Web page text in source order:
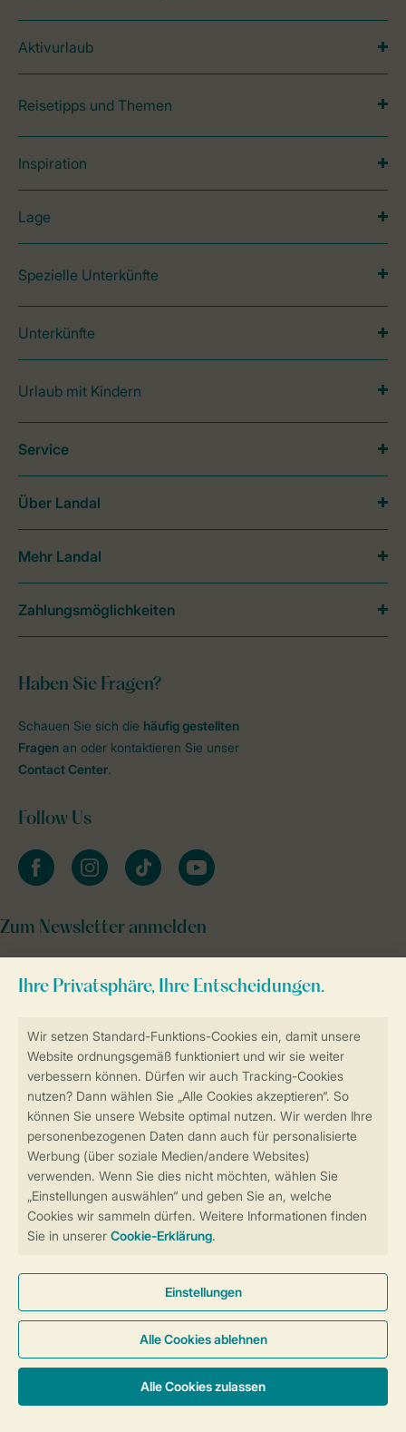
Sicherstellung Deiner Privatsphäre
Sicher und schnell zur Online-Buchung
Sichere Datenübertragung
Sicheres Bezahlen
Aktivurlaub
Reisetipps und Themen
Inspiration
Lage
Spezielle Unterkünfte
Unterkünfte
Urlaub mit Kindern
Haben Sie Fragen?
Schauen Sie sich die häufig gestellten
Fragen an oder kontaktieren Sie unser
Contact Center.
Follow Us
facebookinstagramtiktok youtube
Zum Newsletter anmelden
Service
Über Landal
Mehr Landal
Zahlungsmöglichkeiten
Cookies und Banner
Barrierefreiheit
© 2026 Landal GreenParks GmbH